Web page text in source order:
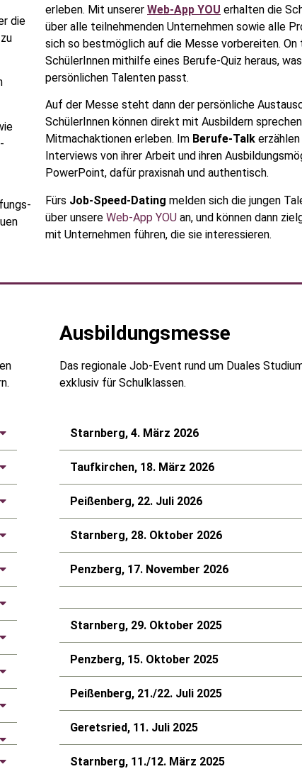
die
erleben. Mit unserer Web-App YOU erhalten die
über alle teilnehmenden Unternehmen sowie alle
sich so bestmöglich auf die Messe vorbereiten. On
SchülerInnen mithilfe eines Berufe-Quiz heraus,
persönlichen Talenten passt.
Auf der Messe steht dann der persönliche
SchülerInnen können direkt mit Ausbildern
Mitmachaktionen erleben. Im Berufe-Talk
Interviews von ihrer Arbeit und ihren
PowerPoint, dafür praxisnah und authentisch.
Fürs Job-Speed-Dating melden sich die jungen
über unsere Web-App YOU an, und können dann
mit Unternehmen führen, die sie interessieren.
Ausbildungsmesse
Das regionale Job-Event rund um Duales
exklusiv für Schulklassen.
Starnberg, 4. März 2026
Taufkirchen, 18. März 2026
Peißenberg, 22. Juli 2026
Starnberg, 28. Oktober 2026
Penzberg, 17. November 2026
Starnberg, 29. Oktober 2025
Penzberg, 15. Oktober 2025
Peißenberg, 21./22. Juli 2025
Geretsried, 11. Juli 2025
Starnberg, 11./12. März 2025